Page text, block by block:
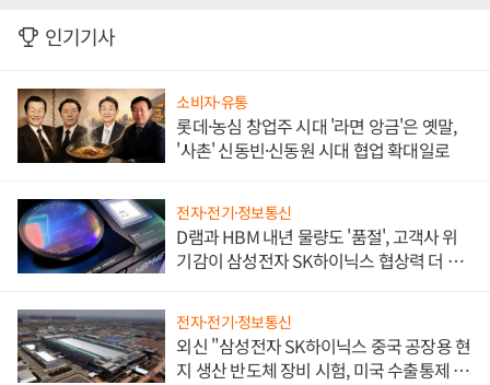
인기기사
소비자·유통
롯데·농심 창업주 시대 '라면 앙금'은 옛말,
'사촌' 신동빈·신동원 시대 협업 확대일로
전자·전기·정보통신
D램과 HBM 내년 물량도 '품절', 고객사 위
기감이 삼성전자 SK하이닉스 협상력 더 키
전자·전기·정보통신
외신 "삼성전자 SK하이닉스 중국 공장용 현
지 생산 반도체 장비 시험, 미국 수출통제 대